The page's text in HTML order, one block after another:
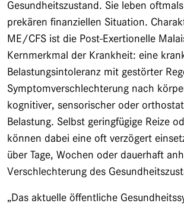
Gesundheitszustand. Sie leben
prekären finanziellen Situation.
ME/CFS ist die Post-Exertionelle
Kernmerkmal der Krankheit: eine
Belastungsintoleranz mit gestörter
Symptomverschlechterung nach
kognitiver, sensorischer oder
Belastung. Selbst geringfügige Reize
können dabei eine oft verzögert
über Tage, Wochen oder dauerhaft
Verschlechterung des
„Das aktuelle öffentliche